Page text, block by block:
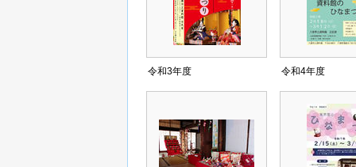
令和3年度 令和4年度